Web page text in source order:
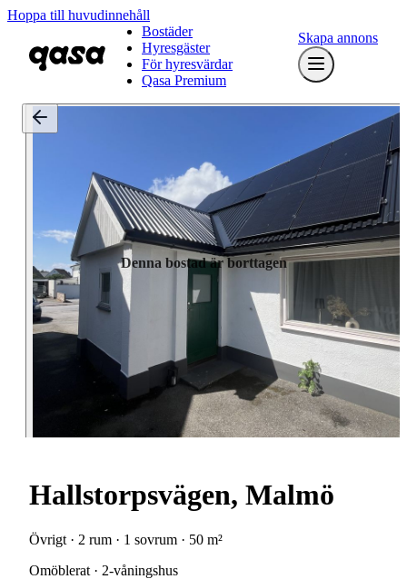
Hoppa till huvudinnehåll
Bostäder
Hyresgäster
För hyresvärdar
Qasa Premium
Skapa annons
Denna bostad är borttagen
Hallstorpsvägen, Malmö
Övrigt · 2 rum · 1 sovrum · 50 m²
Omöblerat · 2-våningshus